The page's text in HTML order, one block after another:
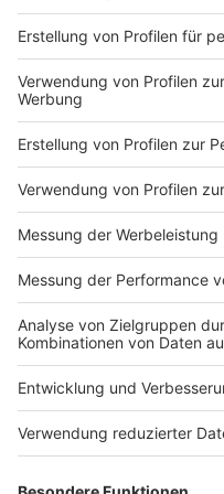
Nutzungsbedingungen
Impressum
Das Band-ABC
Jobs
Presse